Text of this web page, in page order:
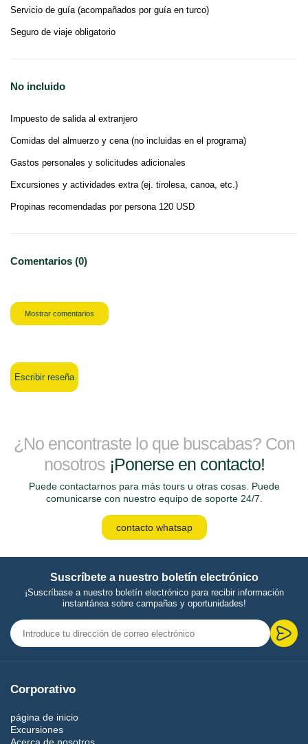
Servicio de guía (acompañados por guía en turco)
Seguro de viaje obligatorio
No incluido
Impuesto de salida al extranjero
Comidas del almuerzo y cena (no incluidas en el programa)
Gastos personales y solicitudes adicionales
Excursiones y actividades extra (ej. tirolesa, canoa, etc.)
Propinas recomendadas por persona 120 USD
Comentarios (0)
Mostrar comentarios
Escribir reseña
¿No encontraste lo que buscabas? Con
nosotros ¡Ponerse en contacto!
Puede contactarnos para más tours u otras cosas. Puede
comunicarse con nuestro equipo de soporte 24/7.
contacto whatsap
Suscríbete a nuestro boletín electrónico
¡Suscríbase a nuestro boletín electrónico para recibir información
instantánea sobre campañas y oportunidades!
Corporativo
página de inicio
Excursiones